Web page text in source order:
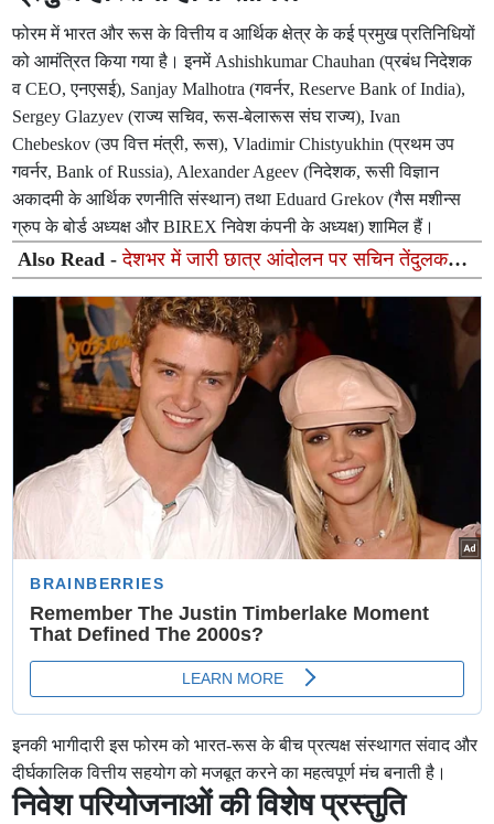
फोरम में भारत और रूस के वित्तीय व आर्थिक क्षेत्र के कई प्रमुख प्रतिनिधियों
को आमंत्रित किया गया है। इनमें Ashishkumar Chauhan (प्रबंध निदेशक
व CEO, एनएसई), Sanjay Malhotra (गवर्नर, Reserve Bank of India),
Sergey Glazyev (राज्य सचिव, रूस-बेलारूस संघ राज्य), Ivan
Chebeskov (उप वित्त मंत्री, रूस), Vladimir Chistyukhin (प्रथम उप
गवर्नर, Bank of Russia), Alexander Ageev (निदेशक, रूसी विज्ञान
अकादमी के आर्थिक रणनीति संस्थान) तथा Eduard Grekov (गैस मशीन्स
ग्रुप के बोर्ड अध्यक्ष और BIREX निवेश कंपनी के अध्यक्ष) शामिल हैं।
Also Read -देशभर में जारी छात्र आंदोलन पर सचिन तेंदुलकर
का बड़ा बयान: दिवंगत पिता को याद कर दिया भावुक संदेश
इनकी भागीदारी इस फोरम को भारत-रूस के बीच प्रत्यक्ष संस्थागत संवाद और
दीर्घकालिक वित्तीय सहयोग को मजबूत करने का महत्वपूर्ण मंच बनाती है।
निवेश परियोजनाओं की विशेष प्रस्तुति